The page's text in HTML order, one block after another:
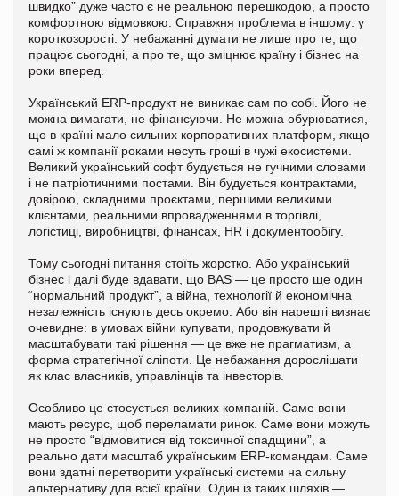
швидко” дуже часто є не реальною перешкодою, а просто
комфортною відмовкою. Справжня проблема в іншому: у
короткозорості. У небажанні думати не лише про те, що
працює сьогодні, а про те, що зміцнює країну і бізнес на
роки вперед.
Український ERP-продукт не виникає сам по собі. Його не
можна вимагати, не фінансуючи. Не можна обурюватися,
що в країні мало сильних корпоративних платформ, якщо
самі ж компанії роками несуть гроші в чужі екосистеми.
Великий український софт будується не гучними словами
і не патріотичними постами. Він будується контрактами,
довірою, складними проєктами, першими великими
клієнтами, реальними впровадженнями в торгівлі,
логістиці, виробництві, фінансах, HR і документообігу.
Тому сьогодні питання стоїть жорстко. Або український
бізнес і далі буде вдавати, що BAS — це просто ще один
“нормальний продукт”, а війна, технології й економічна
незалежність існують десь окремо. Або він нарешті визнає
очевидне: в умовах війни купувати, продовжувати й
масштабувати такі рішення — це вже не прагматизм, а
форма стратегічної сліпоти. Це небажання дорослішати
як клас власників, управлінців та інвесторів.
Особливо це стосується великих компаній. Саме вони
мають ресурс, щоб переламати ринок. Саме вони можуть
не просто “відмовитися від токсичної спадщини”, а
реально дати масштаб українським ERP-командам. Саме
вони здатні перетворити українські системи на сильну
альтернативу для всієї країни. Один із таких шляхів —